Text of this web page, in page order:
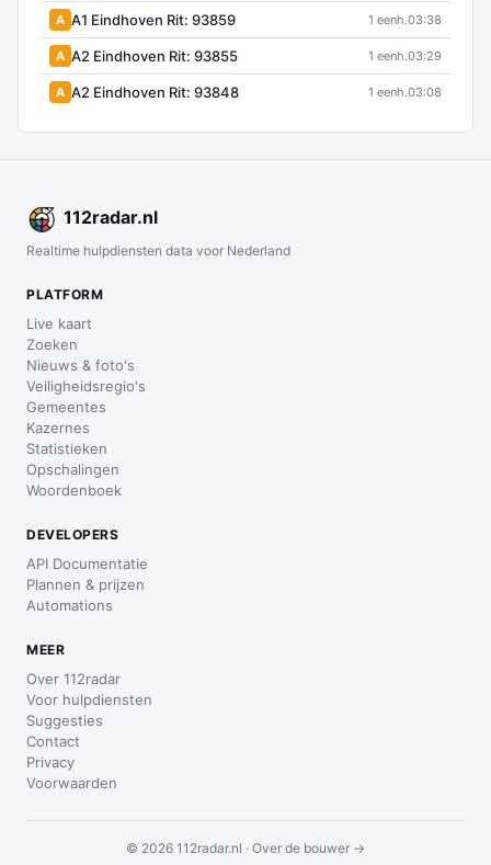
A A1 Eindhoven Rit: 93859 1 eenh.03:38
A A2 Eindhoven Rit: 93855 1 eenh.03:29
A A2 Eindhoven Rit: 93848 1 eenh.03:08
112radar.nl
Realtime hulpdiensten data voor Nederland
PLATFORM
Live kaart
Zoeken
Nieuws & foto's
Veiligheidsregio's
Gemeentes
Kazernes
Statistieken
Opschalingen
Woordenboek
DEVELOPERS
API Documentatie
Plannen & prijzen
Automations
MEER
Over 112radar
Voor hulpdiensten
Suggesties
Contact
Privacy
Voorwaarden
© 2026 112radar.nl · Over de bouwer →